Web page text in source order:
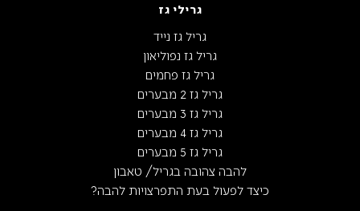
גרילי גז
גריל גז נייד
גריל גז נפוליאון
גריל גז פחמים
גריל גז 2 מבערים
גריל גז 3 מבערים
גריל גז 4 מבערים
גריל גז 5 מבערים
להבה צהובה בגריל/ טאבון
כיצד לפעול בעת התפרצויות להבה?